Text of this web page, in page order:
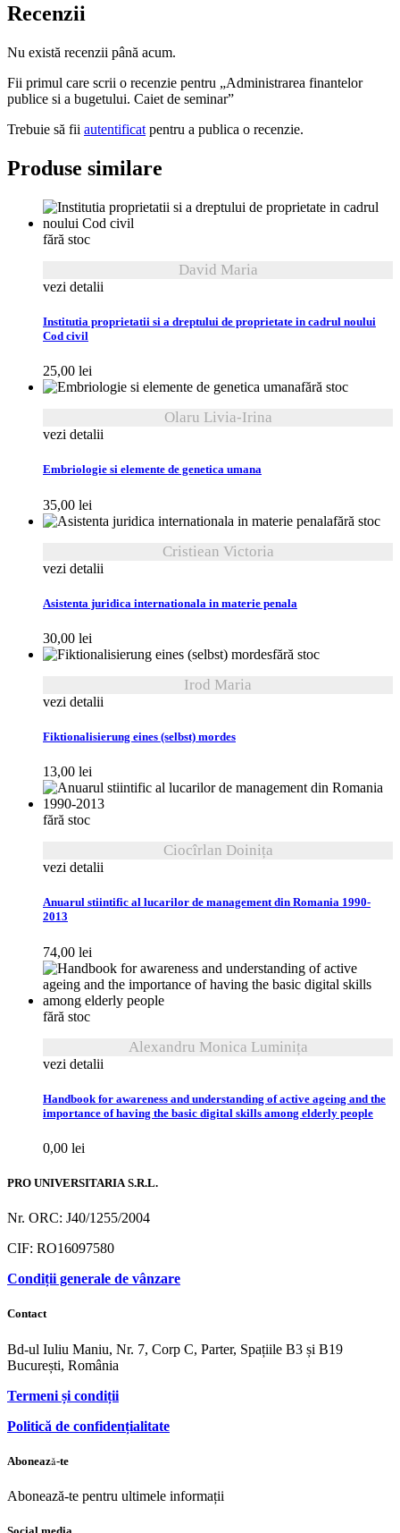
Recenzii
Nu există recenzii până acum.
Fii primul care scrii o recenzie pentru „Administrarea finantelor
publice si a bugetului. Caiet de seminar”
Trebuie să fii autentificat pentru a publica o recenzie.
Produse similare
fără stoc
David Maria
vezi detalii
Institutia proprietatii si a dreptului de proprietate in cadrul noului
Cod civil
25,00 lei
fără stoc
Olaru Livia-Irina
vezi detalii
Embriologie si elemente de genetica umana
35,00 lei
fără stoc
Cristiean Victoria
vezi detalii
Asistenta juridica internationala in materie penala
30,00 lei
fără stoc
Irod Maria
vezi detalii
Fiktionalisierung eines (selbst) mordes
13,00 lei
fără stoc
Ciocîrlan Doinița
vezi detalii
Anuarul stiintific al lucarilor de management din Romania 1990-
2013
74,00 lei
fără stoc
Alexandru Monica Luminița
vezi detalii
Handbook for awareness and understanding of active ageing and the
importance of having the basic digital skills among elderly people
0,00 lei
PRO UNIVERSITARIA S.R.L.
Nr. ORC: J40/1255/2004
CIF: RO16097580
Condiții generale de vânzare
Contact
Bd-ul Iuliu Maniu, Nr. 7, Corp C, Parter, Spațiile B3 și B19
București, România
Termeni și condiții
Politică de confidențialitate
Abonează-te
Abonează-te pentru ultimele informații